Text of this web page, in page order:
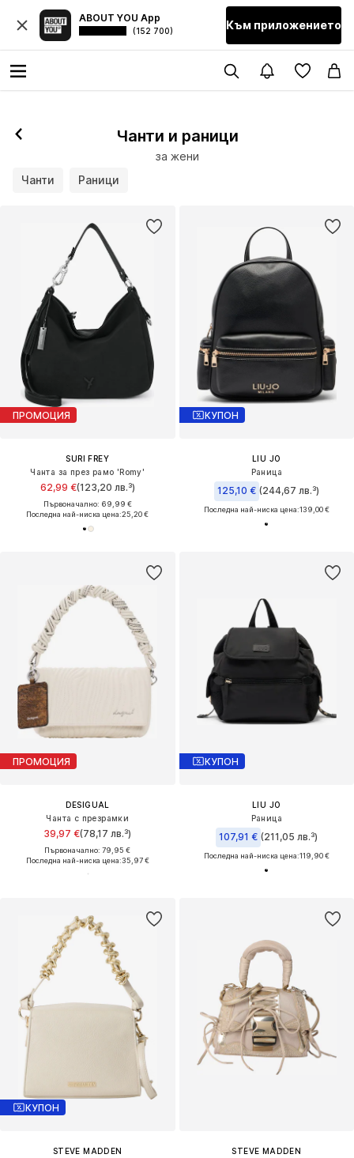
ABOUT YOU App
(152 700) Към приложението
Чанти и раници
за жени
Чанти
Раници
ПРОМОЦИЯ
SURI FREY
Чанта за през рамо 'Romy'
62,99 €(123,20 лв.³)
Първоначално: 69,99 €
Последна най-ниска цена:25,20 €
КУПОН
LIU JO
Раница
125,10 € (244,67 лв.³)
Последна най-ниска цена:139,00 €
ПРОМОЦИЯ
DESIGUAL
Чанта с презрамки
39,97 €(78,17 лв.³)
Първоначално: 79,95 €
Последна най-ниска цена:35,97 €
КУПОН
LIU JO
Раница
107,91 € (211,05 лв.³)
Последна най-ниска цена:119,90 €
КУПОН
STEVE MADDEN
STEVE MADDEN